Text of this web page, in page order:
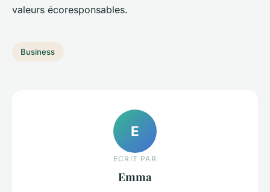
valeurs écoresponsables.
Business
E
ECRIT PAR
Emma